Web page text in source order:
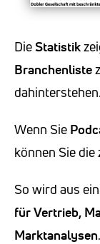
DieStatistik
Branchenliste
dahinterstehen.
Wenn Sie
können Sie
So wird aus
für Vertrieb,
Marktanalysen.